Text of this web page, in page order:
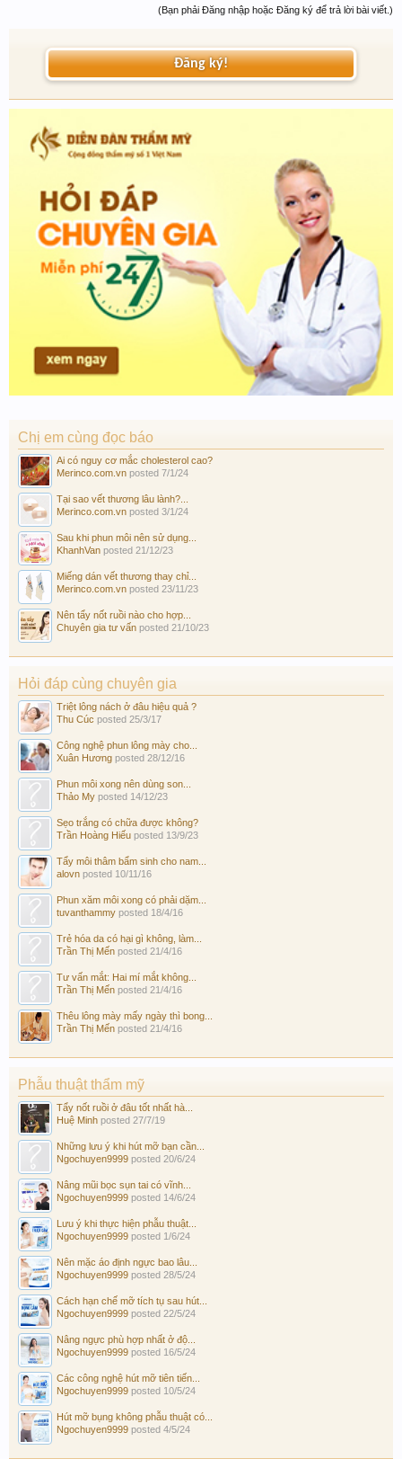
(Bạn phải Đăng nhập hoặc Đăng ký để trả lời bài viết.)
Đăng ký!
Chị em cùng đọc báo
Ai có nguy cơ mắc cholesterol cao?
Merinco.com.vn posted 7/1/24
Tại sao vết thương lâu lành?...
Merinco.com.vn posted 3/1/24
Sau khi phun môi nên sử dụng...
KhanhVan posted 21/12/23
Miếng dán vết thương thay chỉ...
Merinco.com.vn posted 23/11/23
Nên tẩy nốt ruồi nào cho hợp...
Chuyên gia tư vấn posted 21/10/23
Hỏi đáp cùng chuyên gia
Triệt lông nách ở đâu hiệu quả ?
Thu Cúc posted 25/3/17
Công nghệ phun lông mày cho...
Xuân Hương posted 28/12/16
Phun môi xong nên dùng son...
Thảo My posted 14/12/23
Sẹo trắng có chữa được không?
Trần Hoàng Hiếu posted 13/9/23
Tẩy môi thâm bẩm sinh cho nam...
alovn posted 10/11/16
Phun xăm môi xong có phải dặm...
tuvanthammy posted 18/4/16
Trẻ hóa da có hại gì không, làm...
Trần Thị Mến posted 21/4/16
Tư vấn mắt: Hai mí mắt không...
Trần Thị Mến posted 21/4/16
Thêu lông mày mấy ngày thì bong...
Trần Thị Mến posted 21/4/16
Phẫu thuật thẩm mỹ
Tẩy nốt ruồi ở đâu tốt nhất hà...
Huệ Minh posted 27/7/19
Những lưu ý khi hút mỡ bạn cần...
Ngochuyen9999 posted 20/6/24
Nâng mũi bọc sụn tai có vĩnh...
Ngochuyen9999 posted 14/6/24
Lưu ý khi thực hiện phẫu thuật...
Ngochuyen9999 posted 1/6/24
Nên mặc áo định ngực bao lâu...
Ngochuyen9999 posted 28/5/24
Cách hạn chế mỡ tích tụ sau hút...
Ngochuyen9999 posted 22/5/24
Nâng ngực phù hợp nhất ở độ...
Ngochuyen9999 posted 16/5/24
Các công nghệ hút mỡ tiên tiến...
Ngochuyen9999 posted 10/5/24
Hút mỡ bụng không phẫu thuật có...
Ngochuyen9999 posted 4/5/24